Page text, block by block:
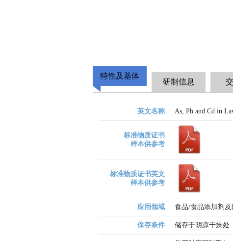
特性及基体
研制信息
英文名称 As, Pb and Cd in
标准物质证书
样本供参考
标准物质证书英文
样本供参考
应用领域 食品/食品添加剂
保存条件 储存于阴凉干燥处